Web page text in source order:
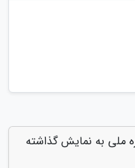
ملی به نمایش گذاشته